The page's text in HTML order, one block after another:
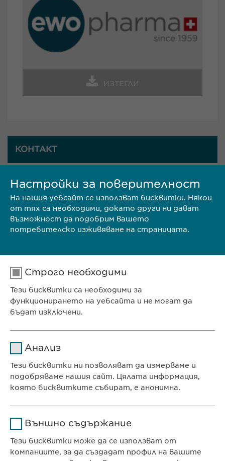
ИЗТЕГЛИ
КОНТАКТ
Ewopharma България
Адрес: гр. София 1618,
ул. Пирински проход 24
Телефон: (00359 2) 962 12 00;
E-mail:contact@ ewopharma.bg ;
info@ewopharma.bg
Ewopharma Ltd
ул. „8-ми декември“ № 13
КОНТАКТ
Настройки за поверителност
На нашия уебсайт се използват бисквитки. Някои
от тях са необходими, докато други ни дават
възможност да подобрим вашето
потребителско изживяване на страницата.
Строго необходими
Тези бисквитки са необходими за
функционирането на уебсайта и не могат да
бъдат изключени.
Продължителност 1 година
Цел
Съхранява състоянието
бисквитките на
потребителите.
Анализ
Тези бисквитки ни позволяват да измерваме и
подобряваме нашия сайт. Цялата информация,
която бисквитките събират, е анонимна.
Продължителност 1 day
Външно съдържание
Тези бисквитки може да се използват от
компаниите, за да създадат профил на вашите